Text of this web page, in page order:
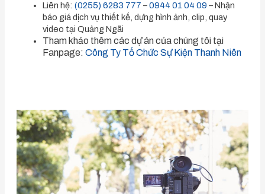
Liên hệ: (0255) 6283 777 –0944 01 04 09 – Nhận
báo giá dịch vụ thiết kế, dựng hình ảnh, clip, quay
video tại Quảng Ngãi
Tham khảo thêm các dự án của chúng tôi tại
Fanpage: Công Ty Tổ Chức Sự Kiện Thanh Niên